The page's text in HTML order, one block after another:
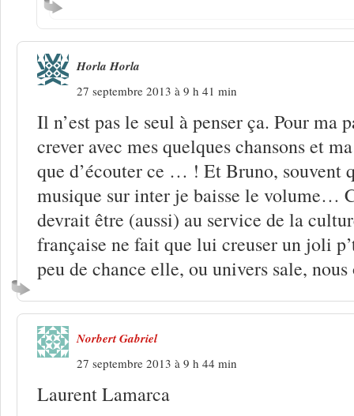
Horla Horla
27 septembre 2013 à 9 h 41 min
Il n’est pas le seul à penser ça. Pour ma
crever avec mes quelques chansons et
que d’écouter ce … ! Et Bruno, souvent
musique sur inter je baisse le volume…
devrait être (aussi) au service de la
française ne fait que lui creuser un joli
peu de chance elle, ou univers sale,
Norbert Gabriel
27 septembre 2013 à 9 h 44 min
Laurent Lamarca